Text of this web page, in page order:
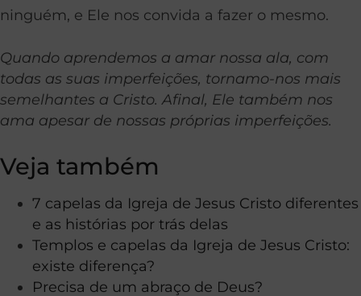
ninguém, e Ele nos convida a fazer o mesmo.
Quando aprendemos a amar nossa ala, com
todas as suas imperfeições, tornamo-nos mais
semelhantes a Cristo. Afinal, Ele também nos
ama apesar de nossas próprias imperfeições.
Veja também
7 capelas da Igreja de Jesus Cristo diferentes
e as histórias por trás delas
Templos e capelas da Igreja de Jesus Cristo:
existe diferença?
Precisa de um abraço de Deus?